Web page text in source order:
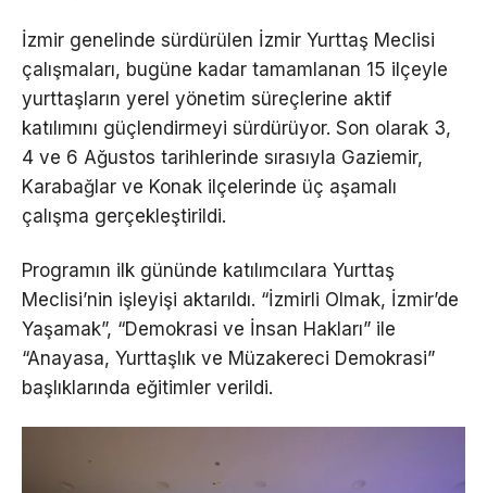
İzmir genelinde sürdürülen İzmir Yurttaş Meclisi
çalışmaları, bugüne kadar tamamlanan 15 ilçeyle
yurttaşların yerel yönetim süreçlerine aktif
katılımını güçlendirmeyi sürdürüyor. Son olarak 3,
4 ve 6 Ağustos tarihlerinde sırasıyla Gaziemir,
Karabağlar ve Konak ilçelerinde üç aşamalı
çalışma gerçekleştirildi.
Programın ilk gününde katılımcılara Yurttaş
Meclisi’nin işleyişi aktarıldı. “İzmirli Olmak, İzmir’de
Yaşamak”, “Demokrasi ve İnsan Hakları” ile
“Anayasa, Yurttaşlık ve Müzakereci Demokrasi”
başlıklarında eğitimler verildi.